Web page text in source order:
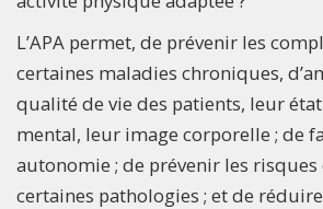
L’APA permet, de prévenir les
certaines maladies chroniques,
qualité de vie des patients, leur
mental, leur image corporelle ; de
autonomie ; de prévenir les risques
certaines pathologies ; et de